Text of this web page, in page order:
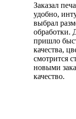
Заказал
удобно,
выбрал
обработки.
пришло
качества,
смотрится
новыми
качество.